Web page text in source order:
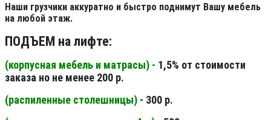
Наши грузчики аккуратно и быстро поднимут Вашу мебель
на любой этаж.
ПОДЪЕМ на лифте:
(корпусная мебель и матрасы) - 1,5% от стоимости
заказа но не менее 200 р.
(распиленные столешницы) - 300 р.